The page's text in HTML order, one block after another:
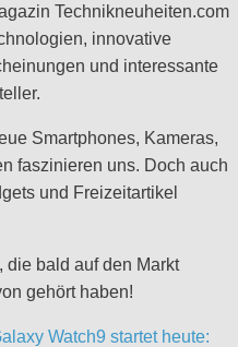
Technikneuheiten.com
innovative
und interessante
Smartphones, Kameras,
faszinieren uns. Doch auch
und Freizeitartikel
die bald auf den Markt
gehört haben!
Watch9 startet heute: